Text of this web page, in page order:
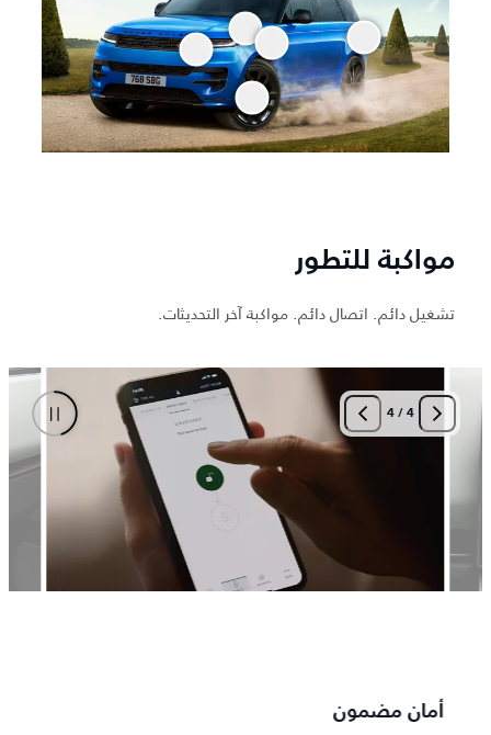
مواكبة للتطور
تشغيل دائم. اتصال دائم. مواكبة آخر التحديثات.
4
/
4
أمان مضمون